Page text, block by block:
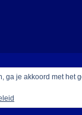
ga je akkoord met het